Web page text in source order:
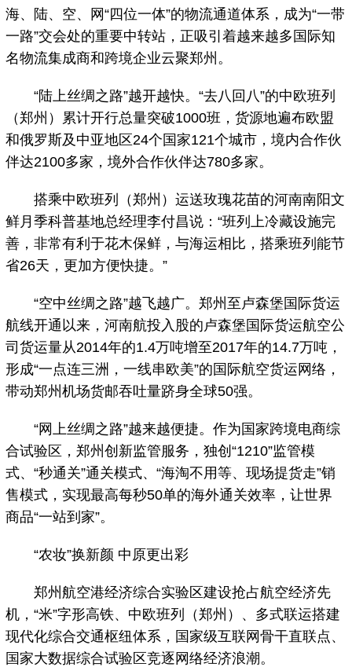
海、陆、空、网“四位一体”的物流通道体系，成为“一带
一路”交会处的重要中转站，正吸引着越来越多国际知
名物流集成商和跨境企业云聚郑州。
“陆上丝绸之路”越开越快。“去八回八”的中欧班列
（郑州）累计开行总量突破1000班，货源地遍布欧盟
和俄罗斯及中亚地区24个国家121个城市，境内合作伙
伴达2100多家，境外合作伙伴达780多家。
搭乘中欧班列（郑州）运送玫瑰花苗的河南南阳文
鲜月季科普基地总经理李付昌说：“班列上冷藏设施完
善，非常有利于花木保鲜，与海运相比，搭乘班列能节
省26天，更加方便快捷。”
“空中丝绸之路”越飞越广。郑州至卢森堡国际货运
航线开通以来，河南航投入股的卢森堡国际货运航空公
司货运量从2014年的1.4万吨增至2017年的14.7万吨，
形成“一点连三洲，一线串欧美”的国际航空货运网络，
带动郑州机场货邮吞吐量跻身全球50强。
“网上丝绸之路”越来越便捷。作为国家跨境电商综
合试验区，郑州创新监管服务，独创“1210”监管模
式、“秒通关”通关模式、“海淘不用等、现场提货走”销
售模式，实现最高每秒50单的海外通关效率，让世界
商品“一站到家”。
“农妆”换新颜 中原更出彩
郑州航空港经济综合实验区建设抢占航空经济先
机，“米”字形高铁、中欧班列（郑州）、多式联运搭建
现代化综合交通枢纽体系，国家级互联网骨干直联点、
国家大数据综合试验区竞逐网络经济浪潮。